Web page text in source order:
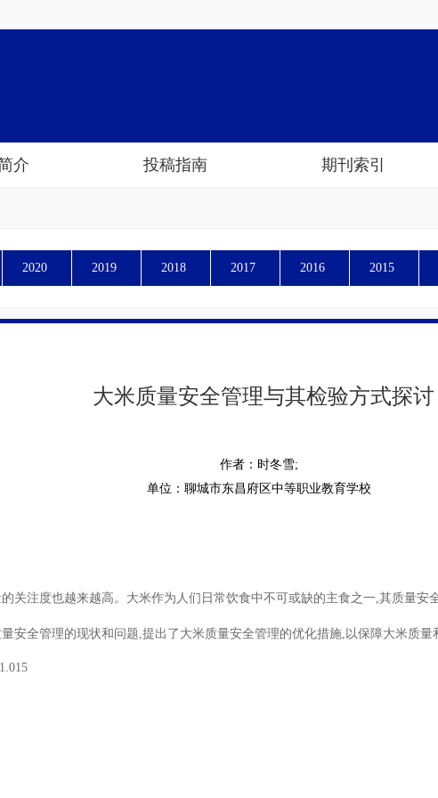
介 投稿指南 期刊索引
2020 2019 2018 2017 2016 2015
大米质量安全管理与其检验方式探讨
作者：时冬雪;
单位：聊城市东昌府区中等职业教育学校
关注度也越来越高。大米作为人们日常饮食中不可或缺的主食之一,其质量
安全管理的现状和问题,提出了大米质量安全管理的优化措施,以保障大米质量